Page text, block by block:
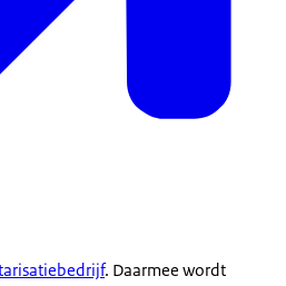
. Daarmee wordt